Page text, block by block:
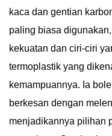
kaca dan gentian
paling biasa
kekuatan dan ciri-ciri
termoplastik yang
kemampuannya. Ia
berkesan dengan
menjadikannya pilihan